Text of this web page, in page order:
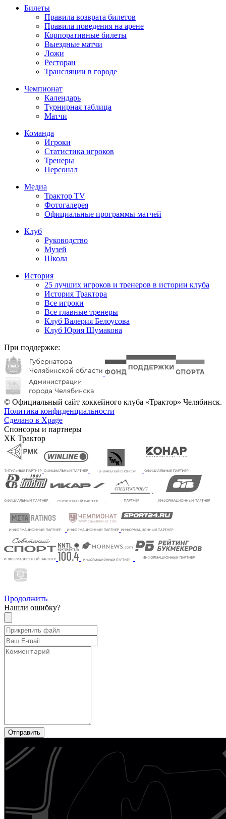
Билеты
Правила возврата билетов
Правила поведения на арене
Корпоративные билеты
Выездные матчи
Ложи
Ресторан
Трансляции в городе
Чемпионат
Календарь
Турнирная таблица
Матчи
Команда
Игроки
Статистика игроков
Тренеры
Персонал
Медиа
Трактор TV
Фотогалерея
Официальные программы матчей
Клуб
Руководство
Музей
Школа
История
25 лучших игроков и тренеров в истории клуба
История Трактора
Все игроки
Все главные тренеры
Клуб Валерия Белоусова
Клуб Юрия Шумакова
При поддержке:
© Официальный сайт хоккейного клуба «Трактор» Челябинск.
Политика конфиденциальности
Сделано в Xpage
Спонсоры и партнеры
ХК Трактор
Продолжить
Нашли ошибку?